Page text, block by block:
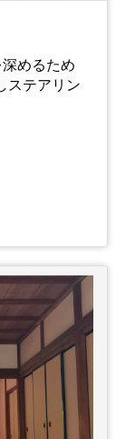
めるため
ステアリン